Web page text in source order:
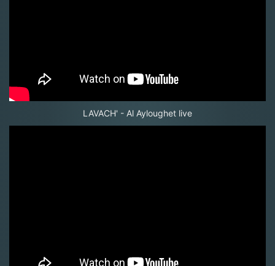
LAVACH' - Al Ayloughet live